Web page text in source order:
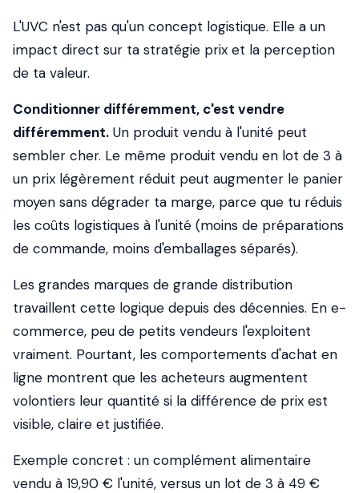
L'UVC n'est pas qu'un concept logistique. Elle a un
impact direct sur ta stratégie prix et la perception
de ta valeur.
Conditionner différemment, c'est vendre
différemment. Un produit vendu à l'unité peut
sembler cher. Le même produit vendu en lot de 3 à
un prix légèrement réduit peut augmenter le panier
moyen sans dégrader ta marge, parce que tu réduis
les coûts logistiques à l'unité (moins de préparations
de commande, moins d'emballages séparés).
Les grandes marques de grande distribution
travaillent cette logique depuis des décennies. En e-
commerce, peu de petits vendeurs l'exploitent
vraiment. Pourtant, les comportements d'achat en
ligne montrent que les acheteurs augmentent
volontiers leur quantité si la différence de prix est
visible, claire et justifiée.
Exemple concret : un complément alimentaire
vendu à 19,90 € l'unité, versus un lot de 3 à 49 €